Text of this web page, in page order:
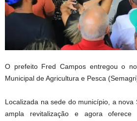
O prefeito Fred Campos entregou o
Municipal de Agricultura e Pesca (Semagri
Localizada na sede do município, a nova
ampla revitalização e agora oferece